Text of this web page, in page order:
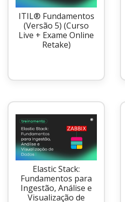
ITIL® Fundamentos
(Versão 5) (Curso
Live + Exame Online
Retake)
Elastic Stack:
Fundamentos para
Ingestão, Análise e
Visualização de